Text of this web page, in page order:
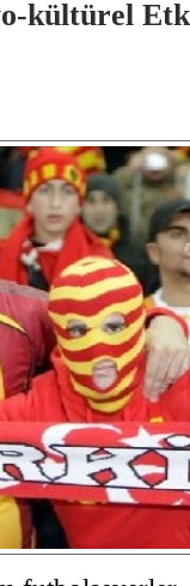
kültürel